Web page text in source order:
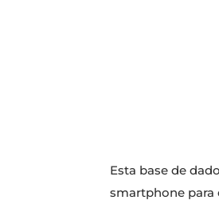
Esta base de
smartphone para